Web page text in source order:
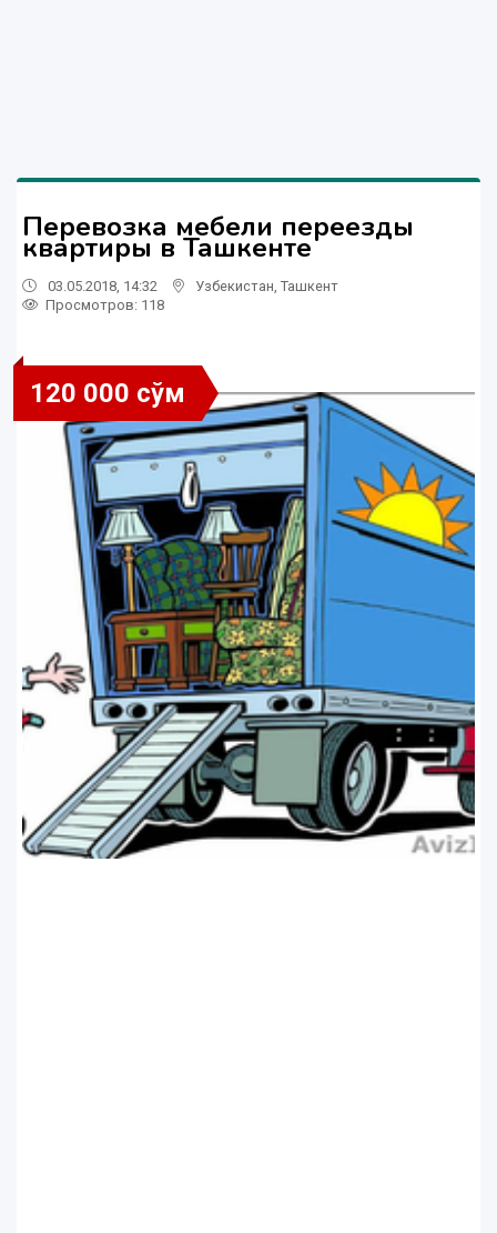
Перевозка мебели переезды
квартиры в Ташкенте
03.05.2018, 14:32 Узбекистан Ташкент
Просмотров: 118
120 000 сўм